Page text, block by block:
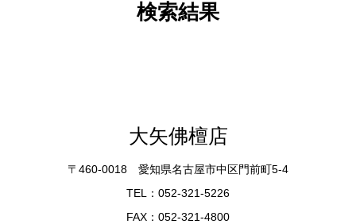
検索結果
大矢佛檀店
〒460-0018 愛知県名古屋市中区門前町5-4
TEL：052-321-5226
FAX：052-321-4800